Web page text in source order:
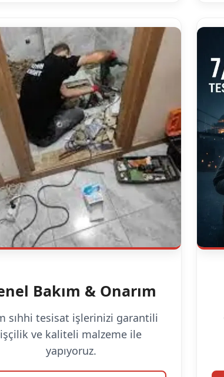
Bakım & Onarım
sıhhi tesisat işlerinizi garantili
işçilik ve kaliteli malzeme ile
yapıyoruz.